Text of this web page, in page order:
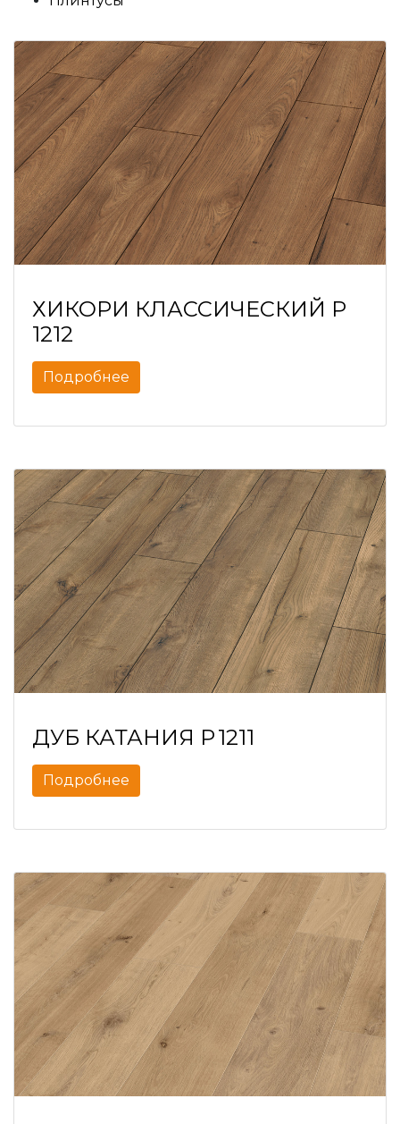
ХИКОРИ КЛАССИЧЕСКИЙ P
1212
Подробнее
ДУБ КАТАНИЯ P 1211
Подробнее